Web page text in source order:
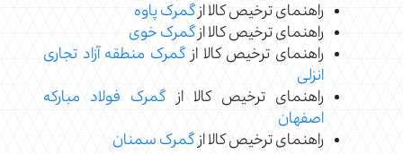
راهنمای ترخیص کالا ازگمرک پاوه
راهنمای ترخیص کالا ازگمرک خوی
راهنمای ترخیص کالا ازگمرک منطقه آزاد تجاری
انزلی
راهنمای ترخیص کالا ازگمرک فولاد مبارکه
اصفهان
راهنمای ترخیص کالا ازگمرک سمنان